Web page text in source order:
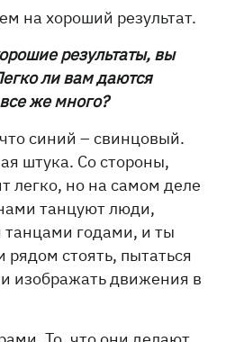
на хороший результат.
результаты, вы
ли вам даются
же много?
синий – свинцовый.
штука. Со стороны,
легко, но на самом деле
танцуют люди,
годами, и ты
стоять, пытаться
изображать движения в